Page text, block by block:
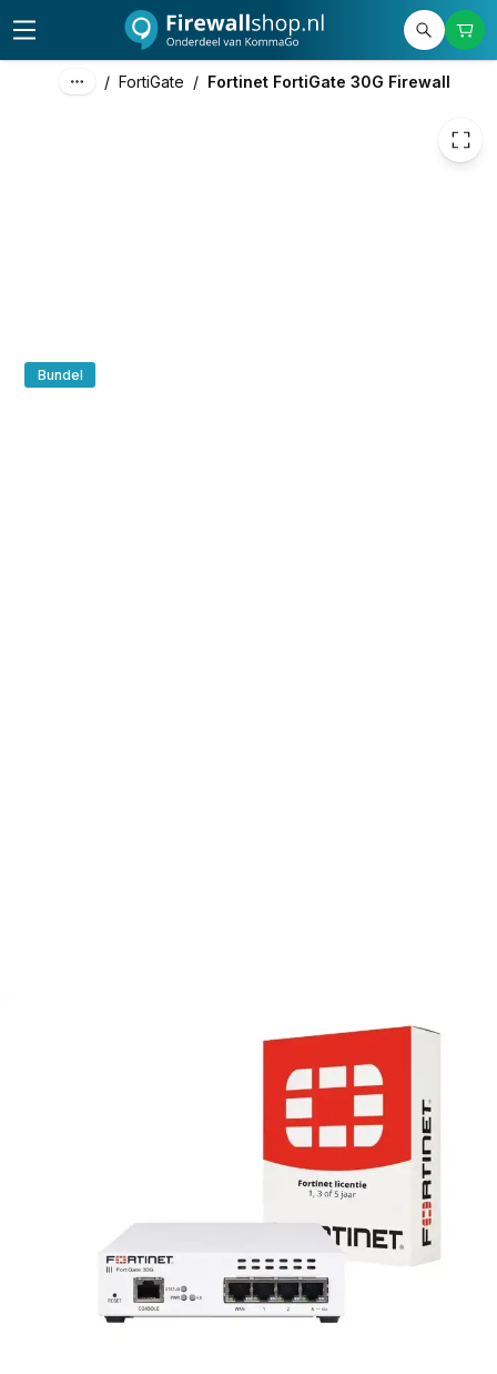
/ FortiGate / Fortinet FortiGate 30G Firewall
Bundel
€ 578,38